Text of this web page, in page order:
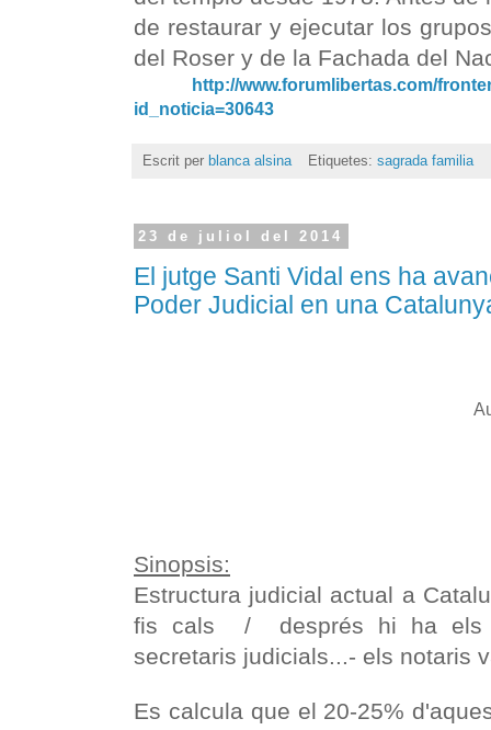
de restaurar y ejecutar los
del Roser y de la Fachada del
http://www.forumlibertas.com/
id_noticia=30643
Escrit per blanca alsina Etiquetes: sagrada familia
23 de juliol del 2014
El jutge Santi Vidal ens ha
Poder Judicial en una
Sinopsis:
Estructura judicial actual a
fis cals / després hi ha els
secretaris judicials...- els notaris
Es calcula que el 20-25%